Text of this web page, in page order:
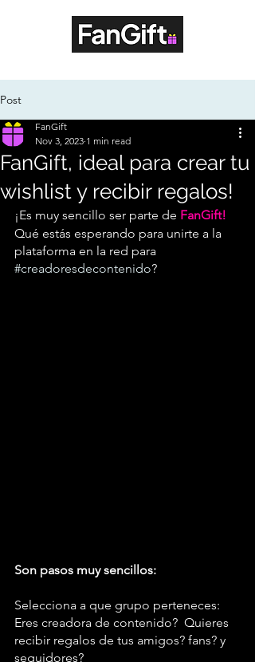
Post
FanGift, ideal para crear tu
wishlist y recibir regalos!
FanGift
Nov 3, 2023 1 min read
¡Es muy sencillo ser parte de FanGift!
Qué estás esperando para unirte a la
plataforma en la red para
#creadoresdecontenido?
Son pasos muy sencillos:
Selecciona a que grupo perteneces:
Eres creadora de contenido?  Quieres
recibir regalos de tus amigos? fans? y
seguidores?